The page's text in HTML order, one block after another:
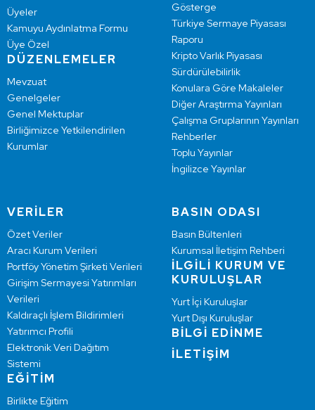
Üyeler
Kamuyu Aydınlatma Formu
Üye Özel
DÜZENLEMELER
Mevzuat
Genelgeler
Genel Mektuplar
Birliğimizce Yetkilendirilen
Kurumlar
Gösterge
Türkiye Sermaye Piyasası
Raporu
Kripto Varlık Piyasası
Sürdürülebilirlik
Konulara Göre Makaleler
Diğer Araştırma Yayınları
Çalışma Gruplarının Yayınları
Rehberler
Toplu Yayınlar
İngilizce Yayınlar
VERİLER
Özet Veriler
Aracı Kurum Verileri
Portföy Yönetim Şirketi Verileri
Girişim Sermayesi Yatırımları
Verileri
Kaldıraçlı İşlem Bildirimleri
Yatırımcı Profili
Elektronik Veri Dağıtım
Sistemi
EĞİTİM
Birlikte Eğitim
BASIN ODASI
Basın Bültenleri
Kurumsal İletişim Rehberi
İLGİLİ KURUM VE
KURULUŞLAR
Yurt İçi Kuruluşlar
Yurt Dışı Kuruluşlar
BİLGİ EDİNME
İLETİŞİM